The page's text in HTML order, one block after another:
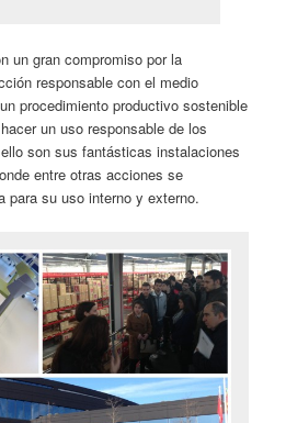
un gran compromiso por la
responsable con el medio
procedimiento productivo sostenible
un uso responsable de los
son sus fantásticas instalaciones
entre otras acciones se
para su uso interno y externo.